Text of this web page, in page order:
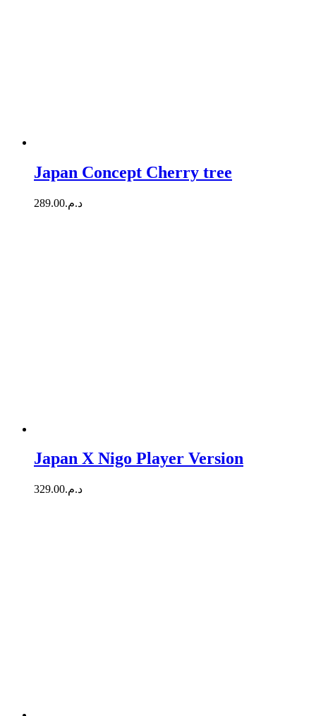
Japan Concept Cherry tree
د.م.289.00
Japan X Nigo Player Version
د.م.329.00